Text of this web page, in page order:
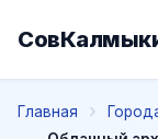
Главная